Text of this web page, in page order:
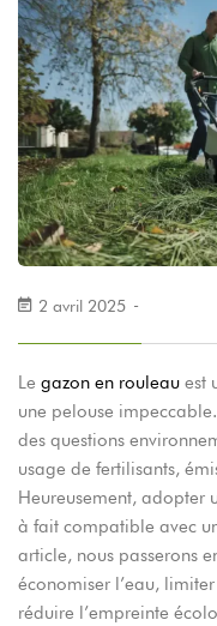
2 avril 2025
Le gazon en rouleau est
une pelouse
des questions
usage de fertilisants,
Heureusement, adopter
à fait compatible avec
article, nous passerons
économiser l’eau,
réduire l’empreinte